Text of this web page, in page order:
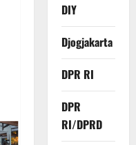
DIY
Djogjakarta
DPR RI
DPR
RI/DPRD